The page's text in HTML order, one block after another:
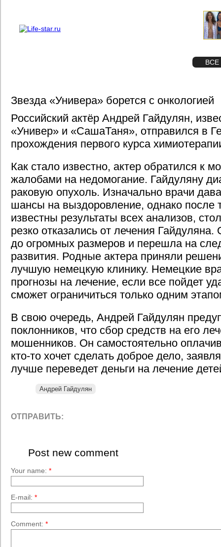
ВСЕ
Звезда «Универа» борется с онкологией
Российский актёр Андрей Гайдулян,
«Универ» и «СашаТаня», отправился в
прохождения первого курса
Как стало известно, актер обратился к
жалобами на недомогание. Гайдуляну
раковую опухоль. Изначально врачи
шансы на выздоровление, однако после
известны результаты всех анализов,
резко отказались от лечения Гайдуляна.
до огромных размеров и перешла на
развития. Родные актера приняли
лучшую немецкую клинику. Немецкие
прогнозы на лечение, если все пойдет
сможет ограничиться только одним
В свою очередь, Андрей Гайдулян
поклонников, что сбор средств на его
мошенников. Он самостоятельно
кто-то хочет сделать доброе дело,
лучше переведет деньги на лечение
Андрей Гайдулян
ОТПРАВИТЬ:
Post new comment
Your name: *
E-mail: *
Comment: *